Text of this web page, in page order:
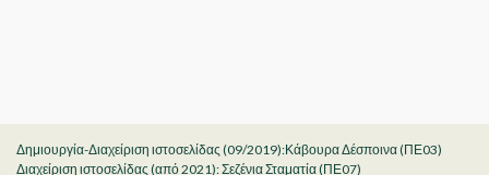
Δημιουργία-Διαχείριση ιστοσελίδας (09/2019):Κάβουρα Δέσποινα (ΠΕ03)
Διαχείριση ιστοσελίδας (από 2021): Σεζένια Σταματία (ΠΕ07)